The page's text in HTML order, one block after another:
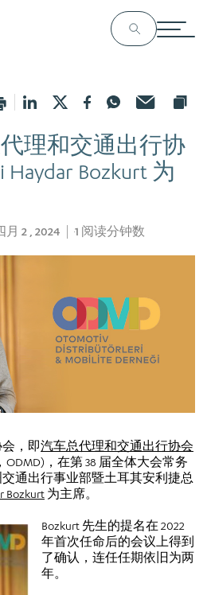
理和交通出行协
Bozkurt 为
月 2 , 2024 1 阅读分钟数
，即汽车总代理和交通出行协会
，在第 38 届全体大会常务
通出行事业部暨土耳其安利捷总
Bozkurt 为主席。
Bozkurt 先生的提名在 2022
年首次任命后的会议上得到
了确认，连任任期依旧为两
年。